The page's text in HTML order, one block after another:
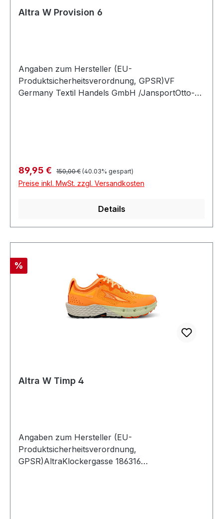
Altra W Provision 6
Angaben zum Hersteller (EU-
Produktsicherheitsverordnung, GPSR)VF
Germany Textil Handels GmbH /JansportOtto-
Verkaufspreis:
89,95 € Regulärer Preis:
150,00 € (40.03% gespart)
Preise inkl. MwSt. zzgl. Versandkosten
Details
Rabatt
%
Altra W Timp 4
Angaben zum Hersteller (EU-
Produktsicherheitsverordnung,
GPSR)AltraKlockergasse 186316